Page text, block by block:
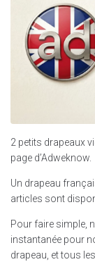
2 petits drapeaux
page d’Adweknow.
Un drapeau
articles sont
Pour faire simple,
instantanée pour
drapeau, et tous